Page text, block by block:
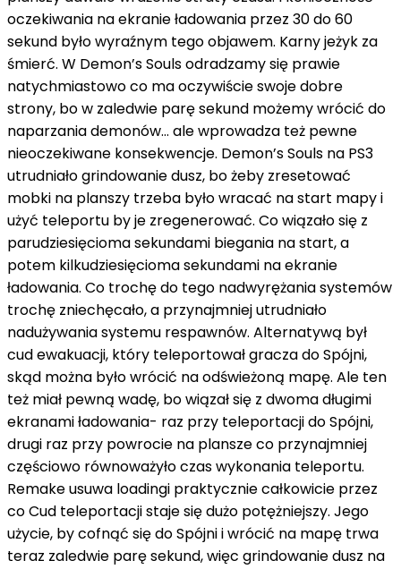
oczekiwania na ekranie ładowania przez 30 do 60
sekund było wyraźnym tego objawem. Karny jeżyk za
śmierć. W Demon’s Souls odradzamy się prawie
natychmiastowo co ma oczywiście swoje dobre
strony, bo w zaledwie parę sekund możemy wrócić do
naparzania demonów… ale wprowadza też pewne
nieoczekiwane konsekwencje. Demon’s Souls na PS3
utrudniało grindowanie dusz, bo żeby zresetować
mobki na planszy trzeba było wracać na start mapy i
użyć teleportu by je zregenerować. Co wiązało się z
parudziesięcioma sekundami biegania na start, a
potem kilkudziesięcioma sekundami na ekranie
ładowania. Co trochę do tego nadwyrężania systemów
trochę zniechęcało, a przynajmniej utrudniało
nadużywania systemu respawnów. Alternatywą był
cud ewakuacji, który teleportował gracza do Spójni,
skąd można było wrócić na odświeżoną mapę. Ale ten
też miał pewną wadę, bo wiązał się z dwoma długimi
ekranami ładowania- raz przy teleportacji do Spójni,
drugi raz przy powrocie na plansze co przynajmniej
częściowo równoważyło czas wykonania teleportu.
Remake usuwa loadingi praktycznie całkowicie przez
co Cud teleportacji staje się dużo potężniejszy. Jego
użycie, by cofnąć się do Spójni i wrócić na mapę trwa
teraz zaledwie parę sekund, więc grindowanie dusz na